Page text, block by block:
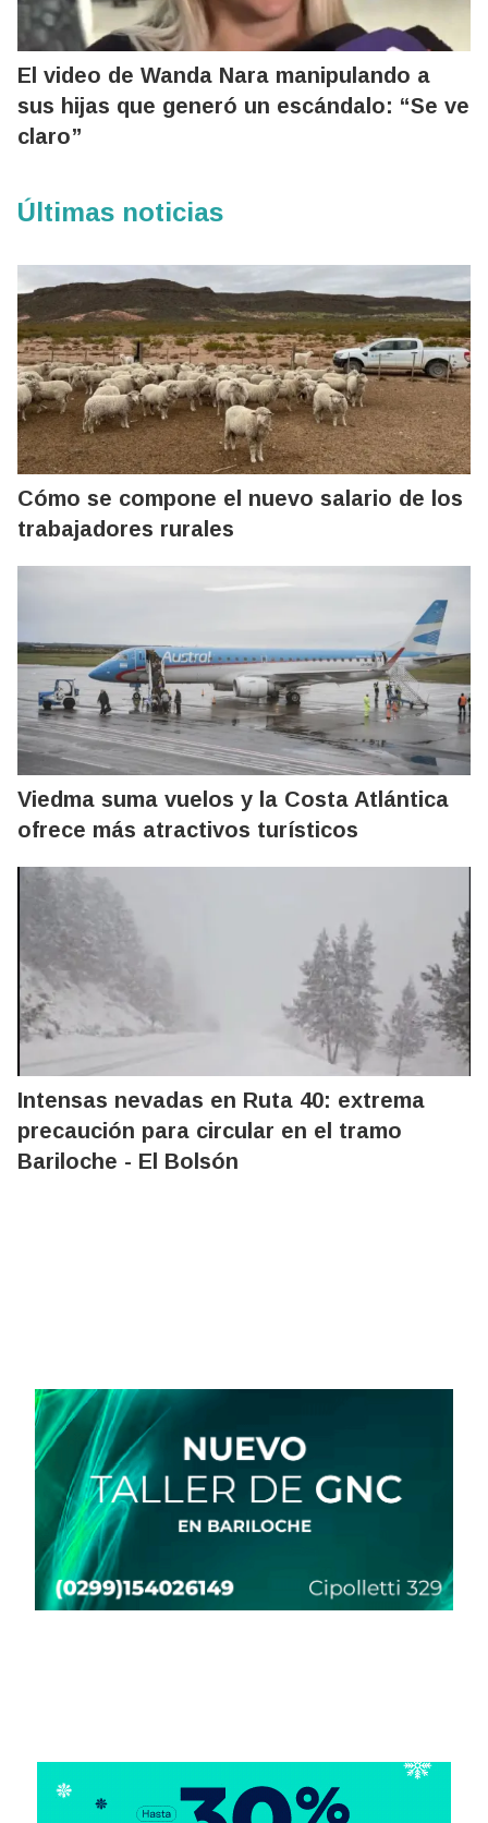
El video de Wanda Nara manipulando a
sus hijas que generó un escándalo: “Se ve
claro”
Últimas noticias
Cómo se compone el nuevo salario de los
trabajadores rurales
Viedma suma vuelos y la Costa Atlántica
ofrece más atractivos turísticos
Intensas nevadas en Ruta 40: extrema
precaución para circular en el tramo
Bariloche - El Bolsón